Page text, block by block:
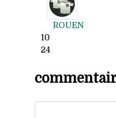
ROUEN
10
24